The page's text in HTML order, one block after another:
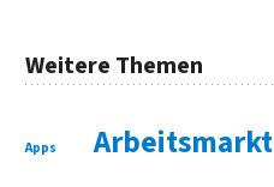
Weitere Themen
Apps Arbeitsmarkt